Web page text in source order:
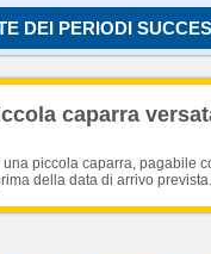
Caricamento
DEI PERIODI
caparra
piccola caparra, pagabile
della data di arrivo